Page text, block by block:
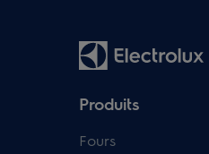
Produits
Fours